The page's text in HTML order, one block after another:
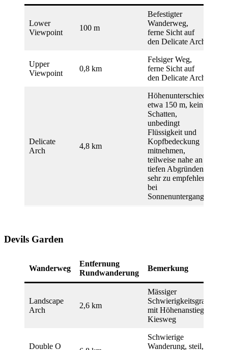
Lower
Viewpoint
100 m
Befestigter
Wanderweg,
ferne Sicht auf
den Delicate Arch
Upper
Viewpoint
0,8 km
Felsiger Weg,
ferne Sicht auf
den Delicate Arch
Delicate
Arch
4,8 km
Höhenunterschied
etwa 150 m, kein
Schatten,
unbedingt
Flüssigkeit und
Kopfbedeckung
mitnehmen,
teilweise nahe an
tiefen Abgründen,
sehr zu empfehlen
bei
Sonnenuntergang
Devils Garden
Wanderweg
Entfernung
Rundwanderung
Bemerkung
Landscape
Arch
2,6 km
Mässiger
Schwierigkeitsgrad
mit Höhenanstieg,
Kiesweg
Double O
Schwierige
Wanderung, steil,